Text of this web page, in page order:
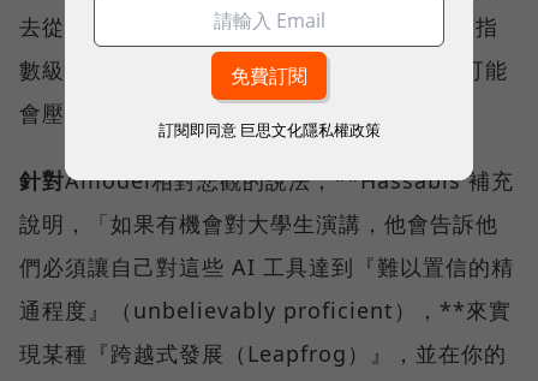
去從農業轉型至工業），但他擔心這次的技術指
數級成長速度太快（可能在 1 到 5 年內），可能
會壓倒社會與市場的適應能力。
針對Amodei相對悲觀的說法，**Hassabis 補充
說明，「如果有機會對大學生演講，他會告訴他
們必須讓自己對這些 AI 工具達到『難以置信的精
通程度』（unbelievably proficient），**來實
現某種『跨越式發展（Leapfrog）』，並在你的
訂閱即同意 巨思文化隱私權政策